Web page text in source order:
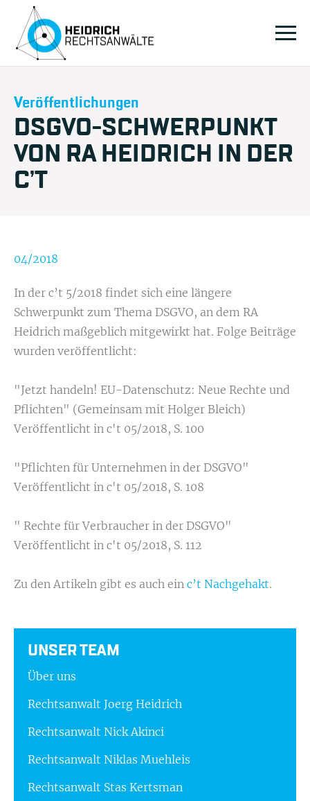
Veröffentlichungen
DSGVO-SCHWERPUNKT
VON RA HEIDRICH IN DER
C’T
04/2018
In der c’t 5/2018 findet sich eine längere
Schwerpunkt zum Thema DSGVO, an dem RA
Heidrich maßgeblich mitgewirkt hat. Folge Beiträge
wurden veröffentlicht:
"Jetzt handeln! EU-Datenschutz: Neue Rechte und
Pflichten" (Gemeinsam mit Holger Bleich)
Veröffentlicht in c't 05/2018, S. 100
"Pflichten für Unternehmen in der DSGVO"
Veröffentlicht in c't 05/2018, S. 108
" Rechte für Verbraucher in der DSGVO"
Veröffentlicht in c't 05/2018, S. 112
Zu den Artikeln gibt es auch ein c’t Nachgehakt.
UNSER TEAM
Über uns
Rechtsanwalt Joerg Heidrich
Rechtsanwalt Nick Akinci
Rechtsanwalt Niklas Muehleis
Rechtsanwalt Stas Kertsman